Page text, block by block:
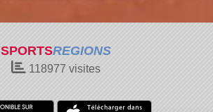
SPORTSREGIONS
118977 visites